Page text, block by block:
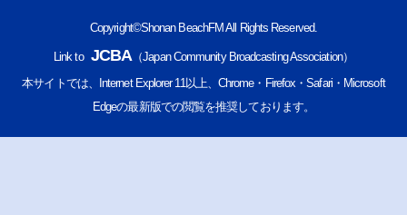
Copyright©Shonan BeachFM All Rights Reserved.
Link to JCBA（Japan Community Broadcasting Association）
本サイトでは、Internet Explorer 11以上、Chrome・Firefox・Safari・Microsoft
Edgeの最新版での閲覧を推奨しております。